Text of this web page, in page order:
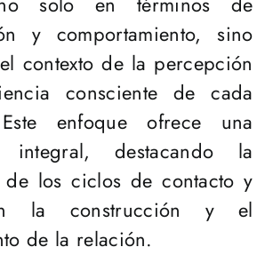
y comportamiento, sino
contexto de la percepción
consciente de cada
enfoque ofrece una
integral, destacando la
de los ciclos de contacto y
la construcción y el
de la relación.